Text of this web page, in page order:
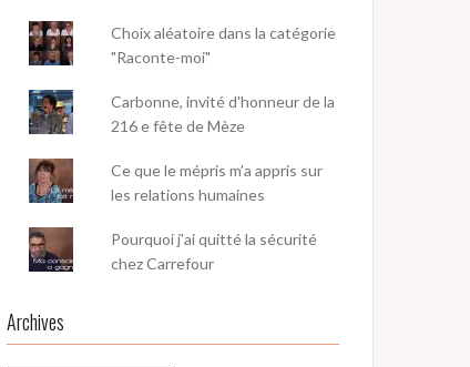
Choix aléatoire dans la catégorie
"Raconte-moi"
Carbonne, invité d'honneur de la
216 e fête de Mèze
Ce que le mépris m’a appris sur
les relations humaines
Pourquoi j'ai quitté la sécurité
chez Carrefour
Archives